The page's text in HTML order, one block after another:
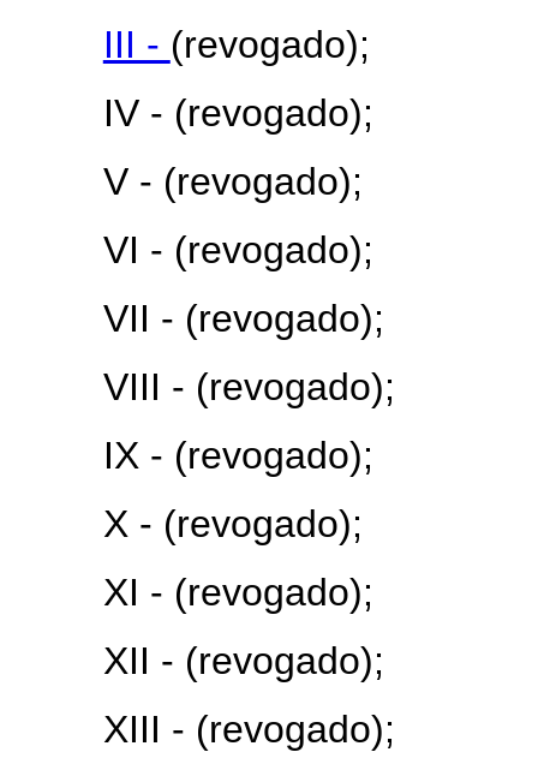
III - (revogado);
IV - (revogado);
V - (revogado);
VI - (revogado);
VII - (revogado);
VIII - (revogado);
IX - (revogado);
X - (revogado);
XI - (revogado);
XII - (revogado);
XIII - (revogado);